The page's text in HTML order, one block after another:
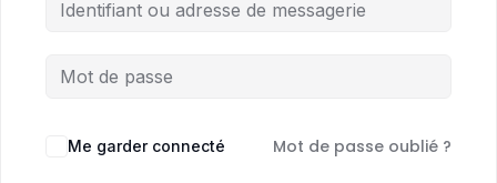
Me garder connecté Mot de passe oublié ?